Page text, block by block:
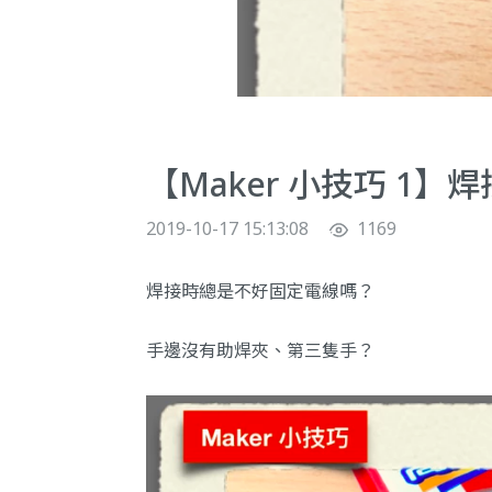
【Maker 小技巧 1】焊
2019-10-17 15:13:08 1169
焊接時總是不好固定電線嗎？
手邊沒有助焊夾、第三隻手？